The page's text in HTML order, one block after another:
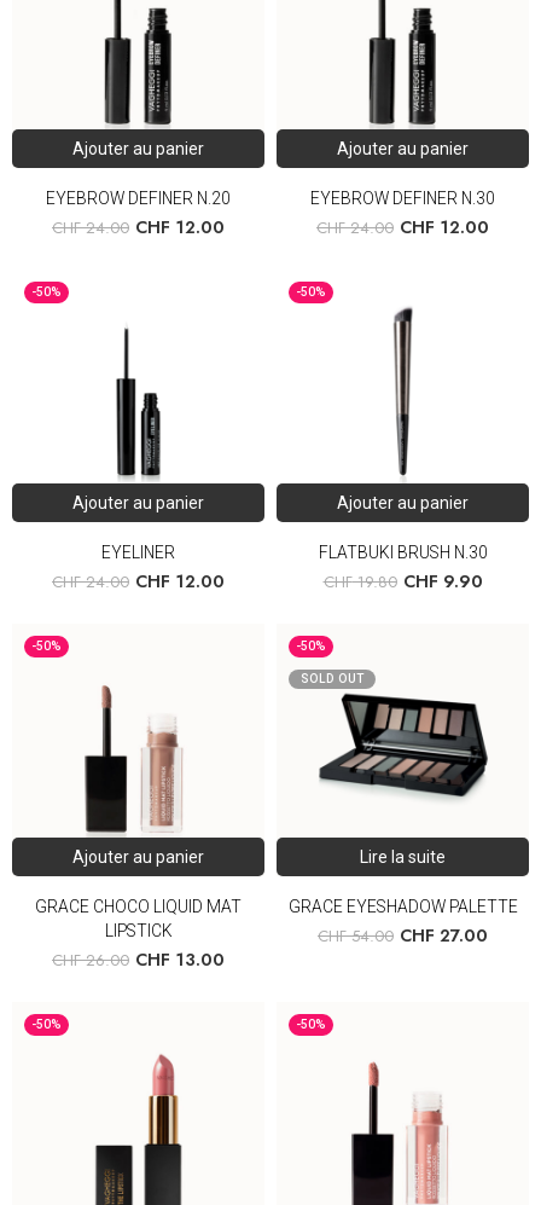
Ajouter au panier
EYEBROW DEFINER N.20
CHF24.00 CHF 12.00
Ajouter au panier
EYEBROW DEFINER N.30
CHF24.00 CHF 12.00
-50%
Ajouter au panier
EYELINER
CHF24.00 CHF 12.00
-50%
Ajouter au panier
FLATBUKI BRUSH N.30
CHF19.80 CHF 9.90
-50%
Ajouter au panier
GRACE CHOCO LIQUID MAT
LIPSTICK
CHF26.00 CHF 13.00
-50%
SOLD OUT
Lire la suite
GRACE EYESHADOW PALETTE
CHF54.00 CHF 27.00
-50% -50%